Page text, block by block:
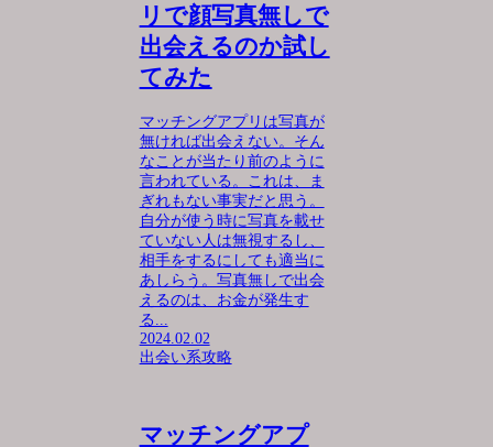
リで顔写真無しで
出会えるのか試し
てみた
マッチングアプリは写真が
無ければ出会えない。そん
なことが当たり前のように
言われている。これは、ま
ぎれもない事実だと思う。
自分が使う時に写真を載せ
ていない人は無視するし、
相手をするにしても適当に
あしらう。写真無しで出会
えるのは、お金が発生す
る...
2024.02.02
出会い系攻略
マッチングアプ